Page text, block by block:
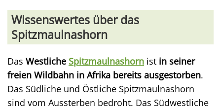
Wissenswertes über das
Spitzmaulnashorn
Das Westliche Spitzmaulnashorn ist in seiner
freien Wildbahn in Afrika bereits ausgestorben.
Das Südliche und Östliche Spitzmaulnashorn
sind vom Aussterben bedroht. Das Südwestliche